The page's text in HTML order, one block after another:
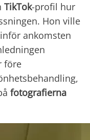
TikTok-profil hur
Hon ville
ankomsten
före
fotografierna